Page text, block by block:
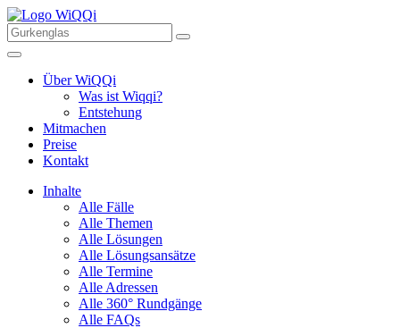
Über WiQQi
Was ist Wiqqi?
Entstehung
Mitmachen
Preise
Kontakt
Inhalte
Alle Fälle
Alle Themen
Alle Lösungen
Alle Lösungsansätze
Alle Termine
Alle Adressen
Alle 360° Rundgänge
Alle FAQs